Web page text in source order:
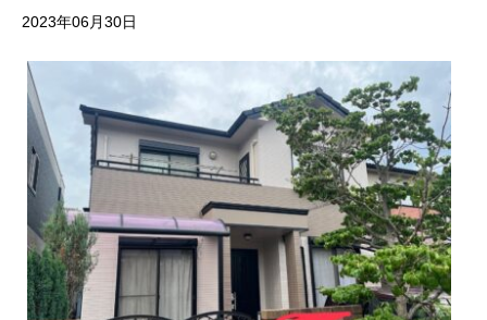
2023年06月30日